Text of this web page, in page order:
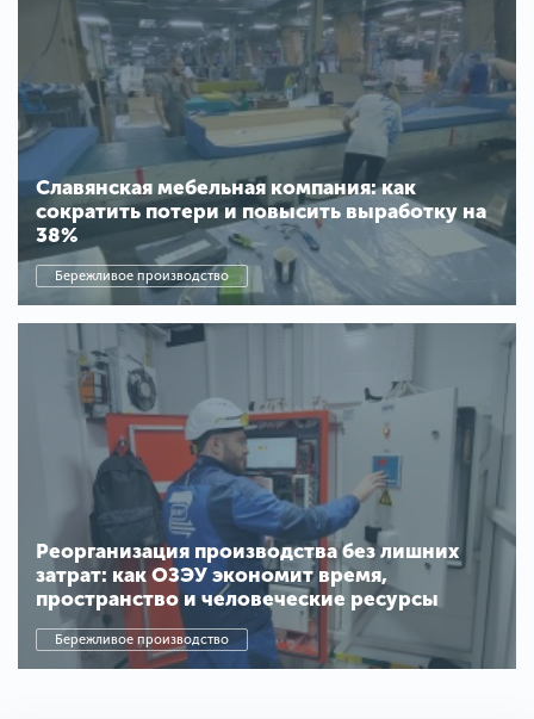
Славянская мебельная компания: как
сократить потери и повысить выработку на
38%
Бережливое производство
Реорганизация производства без лишних
затрат: как ОЗЭУ экономит время,
пространство и человеческие ресурсы
Бережливое производство